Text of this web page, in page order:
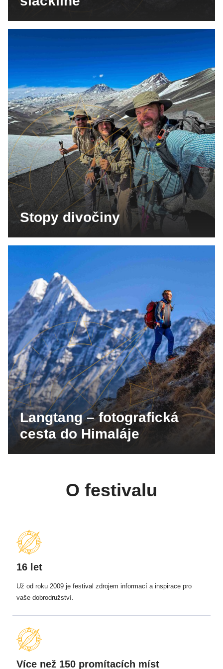
Stopy divočiny
Langtang – fotografická
cesta do Himaláje
O festivalu
16 let
Už od roku 2009 je festival zdrojem informací a inspirace pro
vaše dobrodružství.
Více než 150 promítacích míst